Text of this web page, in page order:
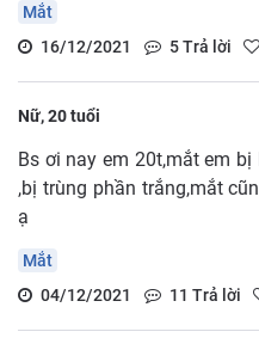
Mắt
16/12/2021
5Trả lời
Nữ, 20 tuổi
Bs ơi nay em 20t,mắt em
,bị trùng phần trắng,mắt
ạ
Mắt
04/12/2021
11 Trả lời